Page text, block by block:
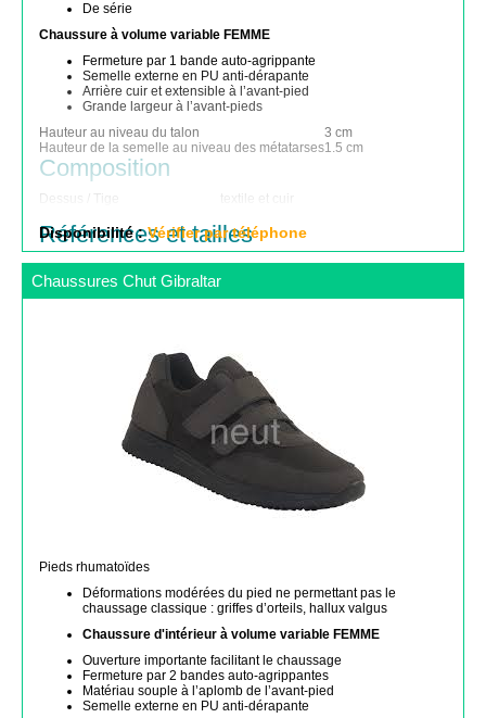
De série
Chaussure à volume variable FEMME
Fermeture par 1 bande auto-agrippante
Semelle externe en PU anti-dérapante
Arrière cuir et extensible à l’avant-pied
Grande largeur à l’avant-pieds
Hauteur au niveau du talon
3 cm
Hauteur de la semelle au niveau des métatarses1.5 cm
Composition
Dessus / Tige
Références et tailles
Disponibilité : Vérifier par téléphone
Chaussures Chut Gibraltar
Pieds rhumatoïdes
Déformations modérées du pied ne permettant pas le
chaussage classique : griffes d’orteils, hallux valgus
Chaussure d'intérieur à volume variable FEMME
Ouverture importante facilitant le chaussage
Fermeture par 2 bandes auto-agrippantes
Matériau souple à l’aplomb de l’avant-pied
Semelle externe en PU anti-dérapante